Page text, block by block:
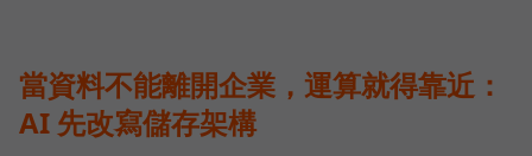
當資料不能離開企業，運算就得靠近：
AI 先改寫儲存架構